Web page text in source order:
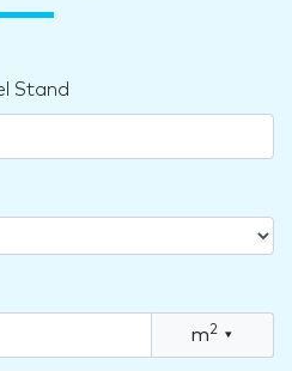
Stand
m2 ▾